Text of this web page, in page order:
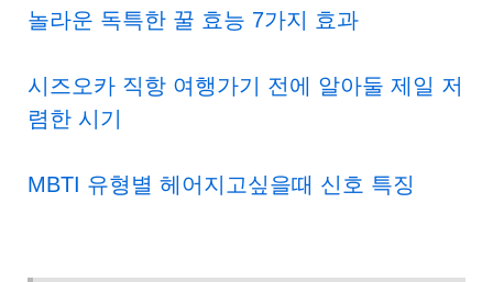
놀라운 독특한 꿀 효능 7가지 효과
시즈오카 직항 여행가기 전에 알아둘 제일 저
렴한 시기
MBTI 유형별 헤어지고싶을때 신호 특징